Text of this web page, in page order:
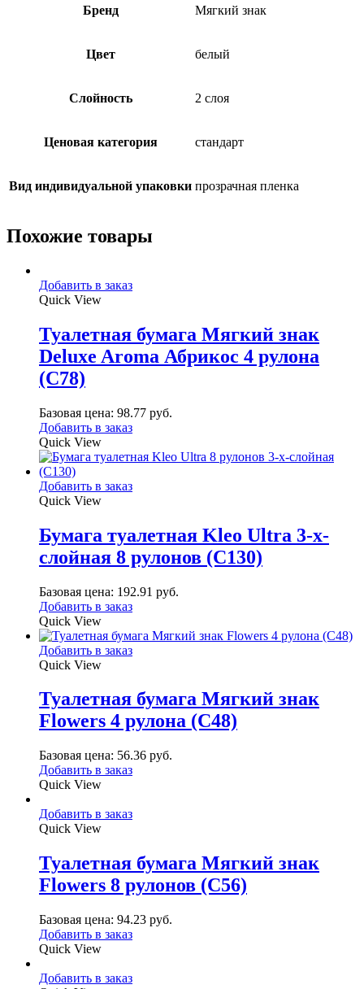
Бренд Мягкий знак
Цвет белый
Слойность 2 слоя
Ценовая категория стандарт
Вид индивидуальной упаковки прозрачная пленка
Похожие товары
Добавить в заказ
Quick View
Туалетная бумага Мягкий знак
Deluxe Aroma Абрикос 4 рулона
(С78)
Базовая цена: 98.77 руб.
Добавить в заказ
Quick View
Добавить в заказ
Quick View
Бумага туалетная Kleo Ultra 3-х-
слойная 8 рулонов (С130)
Базовая цена: 192.91 руб.
Добавить в заказ
Quick View
Добавить в заказ
Quick View
Туалетная бумага Мягкий знак
Flowers 4 рулона (С48)
Базовая цена: 56.36 руб.
Добавить в заказ
Quick View
Добавить в заказ
Quick View
Туалетная бумага Мягкий знак
Flowers 8 рулонов (С56)
Базовая цена: 94.23 руб.
Добавить в заказ
Quick View
Добавить в заказ